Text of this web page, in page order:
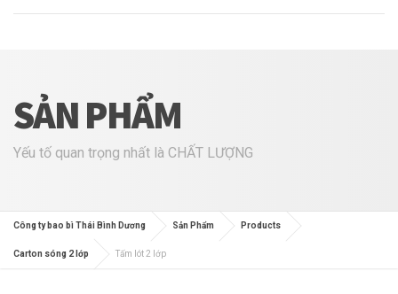
SẢN PHẨM
Yếu tố quan trọng nhất là CHẤT LƯỢNG
Công ty bao bì Thái Bình Dương Sản Phẩm Products
Carton sóng 2 lớp Tấm lót 2 lớp